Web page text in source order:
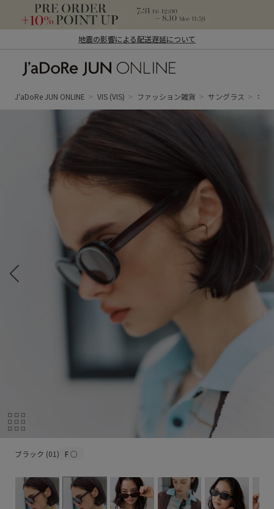
地震の影響による配送遅延について
ン オンライン）
J'aDoRe JUN ONLINE VIS (VIS) ファッション雑貨 サングラス オー
ブラック (01) F○